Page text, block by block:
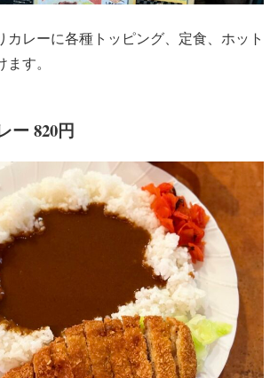
カレーに各種トッピング、定食、ホット
す。
ー 820円